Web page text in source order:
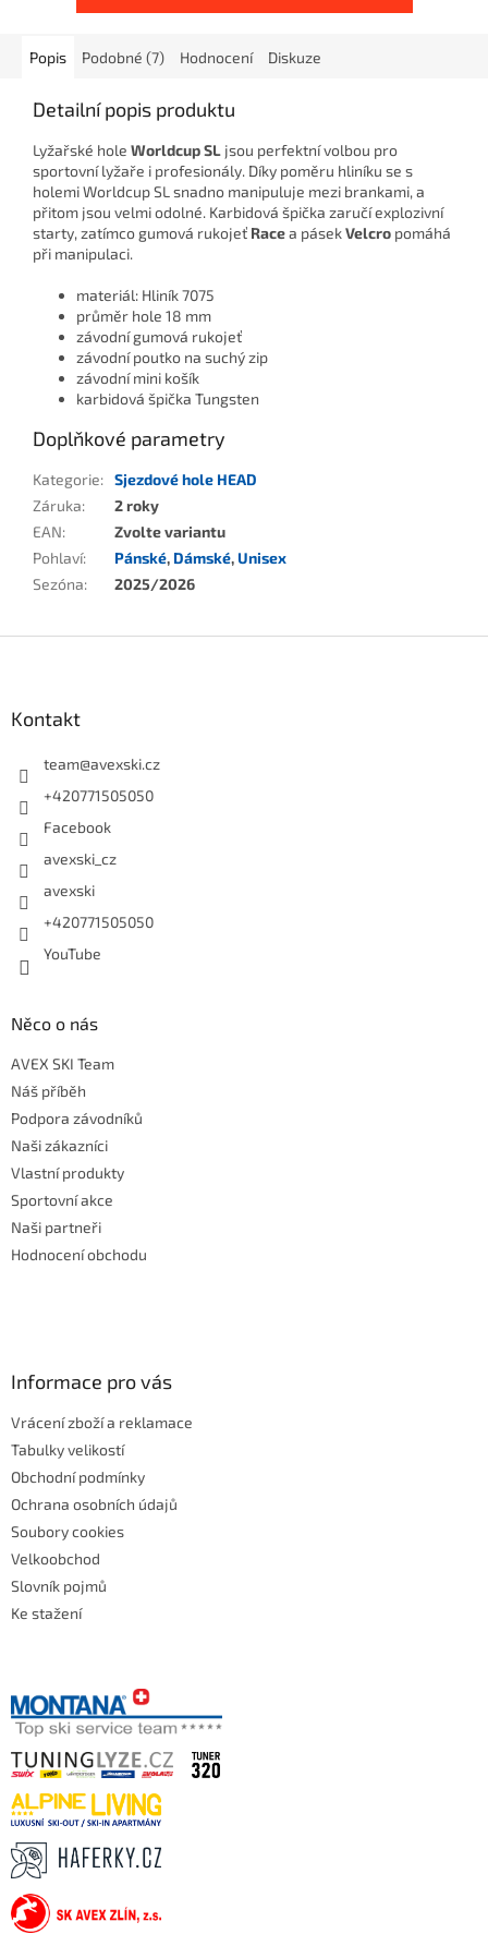
Popis Podobné (7) Hodnocení Diskuze
Detailní popis produktu
Lyžařské hole Worldcup SL jsou perfektní volbou pro
sportovní lyžaře i profesionály. Díky poměru hliníku se s
holemi Worldcup SL snadno manipuluje mezi brankami, a
přitom jsou velmi odolné. Karbidová špička zaručí explozivní
starty, zatímco gumová rukojeť Racea pásekVelcro pomáhá
při manipulaci.
materiál: Hliník 7075
průměr hole 18 mm
závodní gumová rukojeť
závodní poutko na suchý zip
závodní mini košík
karbidová špička Tungsten
Doplňkové parametry
Kategorie: Sjezdové hole HEAD
Záruka:
2 roky
EAN:
Zvolte variantu
Pohlaví: Pánské, Dámské,Unisex
Sezóna: 2025/2026
Kontakt
team@avexski.cz
+420771505050
Facebook
avexski_cz
avexski
+420771505050
YouTube
Něco o nás
AVEX SKI Team
Náš příběh
Podpora závodníků
Naši zákazníci
Vlastní produkty
Sportovní akce
Naši partneři
Hodnocení obchodu
Informace pro vás
Vrácení zboží a reklamace
Tabulky velikostí
Obchodní podmínky
Ochrana osobních údajů
Soubory cookies
Velkoobchod
Slovník pojmů
Ke stažení